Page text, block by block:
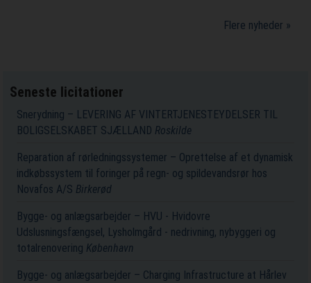
Flere nyheder »
Seneste licitationer
Snerydning – LEVERING AF VINTERTJENESTEYDELSER TIL
BOLIGSELSKABET SJÆLLAND Roskilde
Reparation af rørledningssystemer – Oprettelse af et dynamisk
indkøbssystem til foringer på regn- og spildevandsrør hos
Novafos A/S Birkerød
Bygge- og anlægsarbejder – HVU - Hvidovre
Udslusningsfængsel, Lysholmgård - nedrivning, nybyggeri og
totalrenovering København
Bygge- og anlægsarbejder – Charging Infrastructure at Hårlev